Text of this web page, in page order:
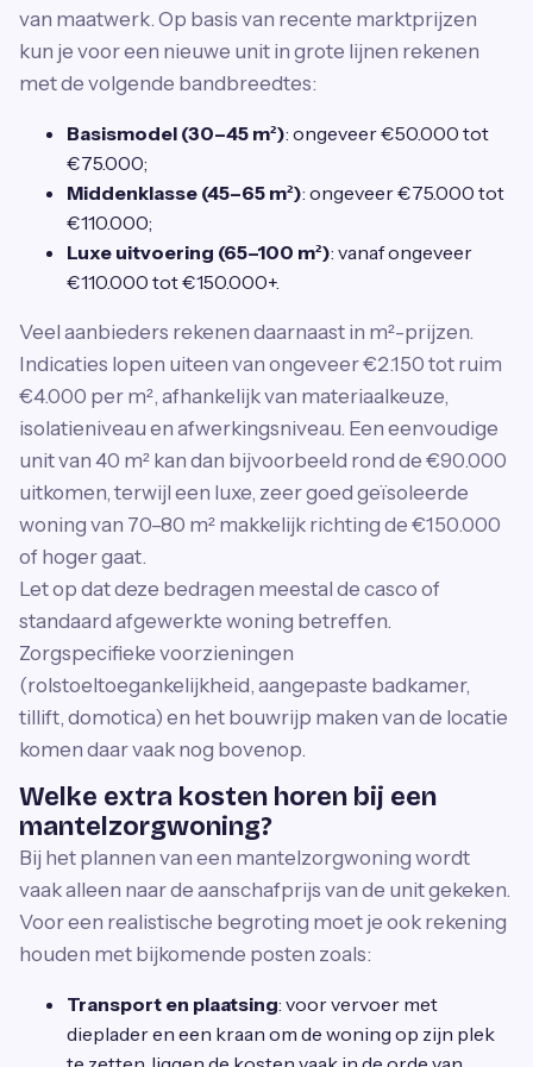
van maatwerk. Op basis van recente marktprijzen
kun je voor een nieuwe unit in grote lijnen rekenen
met de volgende bandbreedtes:
Basismodel (30–45 m²): ongeveer €50.000 tot
€75.000;
Middenklasse (45–65 m²): ongeveer €75.000 tot
€110.000;
Luxe uitvoering (65–100 m²): vanaf ongeveer
€110.000 tot €150.000+.
Veel aanbieders rekenen daarnaast in m²-prijzen.
Indicaties lopen uiteen van ongeveer €2.150 tot ruim
€4.000 per m², afhankelijk van materiaalkeuze,
isolatieniveau en afwerkingsniveau. Een eenvoudige
unit van 40 m² kan dan bijvoorbeeld rond de €90.000
uitkomen, terwijl een luxe, zeer goed geïsoleerde
woning van 70–80 m² makkelijk richting de €150.000
of hoger gaat.
Let op dat deze bedragen meestal de casco of
standaard afgewerkte woning betreffen.
Zorgspecifieke voorzieningen
(rolstoeltoegankelijkheid, aangepaste badkamer,
tillift, domotica) en het bouwrijp maken van de locatie
komen daar vaak nog bovenop.
Welke extra kosten horen bij een
mantelzorgwoning?
Bij het plannen van een mantelzorgwoning wordt
vaak alleen naar de aanschafprijs van de unit gekeken.
Voor een realistische begroting moet je ook rekening
houden met bijkomende posten zoals:
Transport en plaatsing: voor vervoer met
dieplader en een kraan om de woning op zijn plek